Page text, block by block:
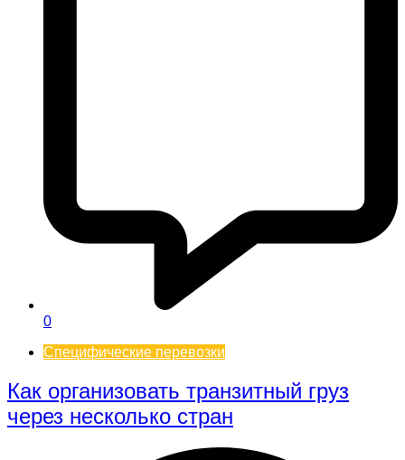
0
Специфические перевозки
Как организовать транзитный груз
через несколько стран